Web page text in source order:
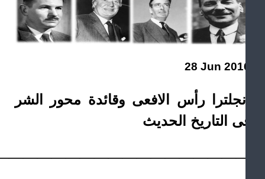
28 Jun
رأس الافعى وقائدة محور الشر
التاريخ الحديث